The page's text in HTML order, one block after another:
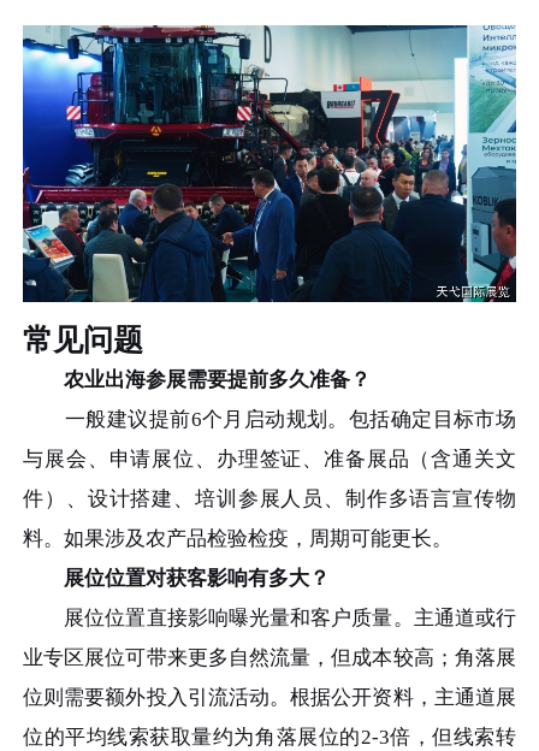
常见问题
农业出海参展需要提前多久准备？
一般建议提前6个月启动规划。包括确定目标市场
与展会、申请展位、办理签证、准备展品（含通关文
件）、设计搭建、培训参展人员、制作多语言宣传物
料。如果涉及农产品检验检疫，周期可能更长。
展位位置对获客影响有多大？
展位位置直接影响曝光量和客户质量。主通道或行
业专区展位可带来更多自然流量，但成本较高；角落展
位则需要额外投入引流活动。根据公开资料，主通道展
位的平均线索获取量约为角落展位的2-3倍，但线索转